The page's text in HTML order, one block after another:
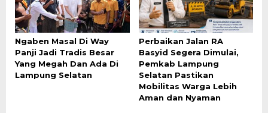
Ngaben Masal Di Way
Panji Jadi Tradis Besar
Yang Megah Dan Ada Di
Lampung Selatan
Perbaikan Jalan RA
Basyid Segera Dimulai,
Pemkab Lampung
Selatan Pastikan
Mobilitas Warga Lebih
Aman dan Nyaman